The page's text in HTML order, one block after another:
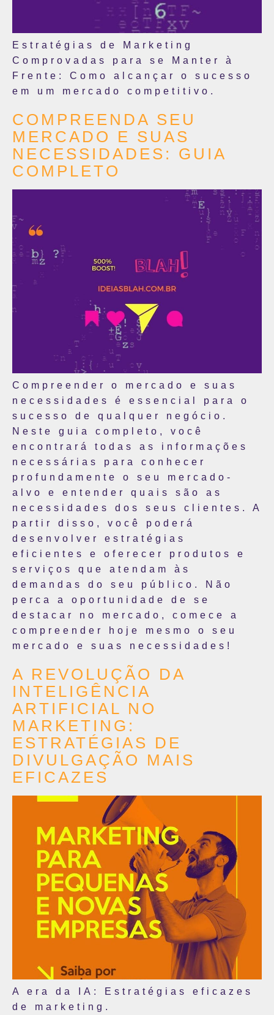
Estratégias de Marketing
Comprovadas para se Manter à
Frente: Como alcançar o sucesso
em um mercado competitivo.
COMPREENDA SEU
MERCADO E SUAS
NECESSIDADES: GUIA
COMPLETO
Compreender o mercado e suas
necessidades é essencial para o
sucesso de qualquer negócio.
Neste guia completo, você
encontrará todas as informações
necessárias para conhecer
profundamente o seu mercado-
alvo e entender quais são as
necessidades dos seus clientes. A
partir disso, você poderá
desenvolver estratégias
eficientes e oferecer produtos e
serviços que atendam às
demandas do seu público. Não
perca a oportunidade de se
destacar no mercado, comece a
compreender hoje mesmo o seu
mercado e suas necessidades!
A REVOLUÇÃO DA
INTELIGÊNCIA
ARTIFICIAL NO
MARKETING:
ESTRATÉGIAS DE
DIVULGAÇÃO MAIS
EFICAZES
A era da IA: Estratégias eficazes
de marketing.